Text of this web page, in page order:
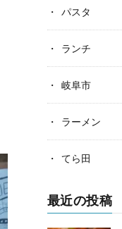
パスタ
ランチ
岐阜市
ラーメン
てら田
最近の投稿